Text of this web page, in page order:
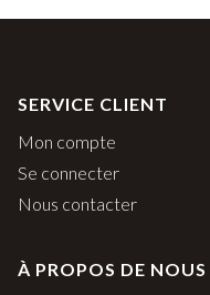
SERVICE CLIENT
Mon compte
Se connecter
Nous contacter
À PROPOS DE NOUS